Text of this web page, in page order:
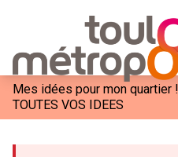
Mes idées pour mon quartier
TOUTES VOS IDEES